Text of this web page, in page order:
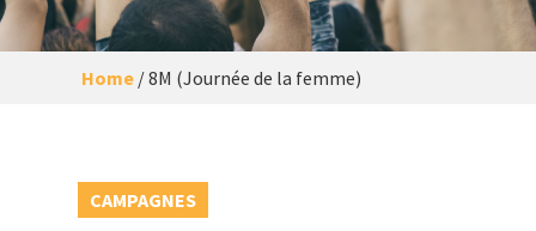
Home/8M (Journée de la femme)
CAMPAGNES